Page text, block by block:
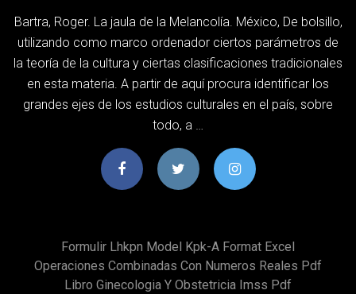
Bartra, Roger. La jaula de la Melancolía. México, De bolsillo,
utilizando como marco ordenador ciertos parámetros de
la teoría de la cultura y ciertas clasificaciones tradicionales
en esta materia. A partir de aquí procura identificar los
grandes ejes de los estudios culturales en el país, sobre
todo, a …
Formulir Lhkpn Model Kpk-A Format Excel
Operaciones Combinadas Con Numeros Reales Pdf
Libro Ginecologia Y Obstetricia Imss Pdf